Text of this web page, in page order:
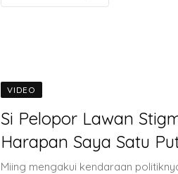
VIDEO
Si Pelopor Lawan
Harapan Saya Satu
Miing mengakui kendaraan